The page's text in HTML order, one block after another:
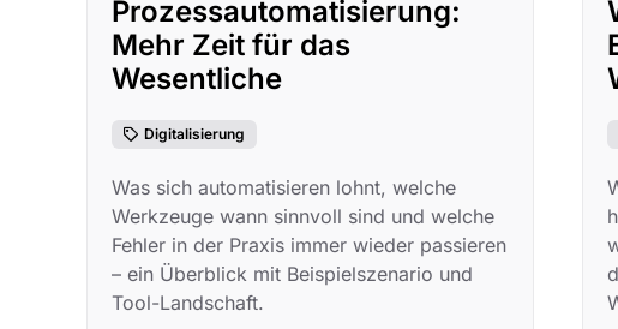
Prozessautomatisierung:
Mehr Zeit für das
Wesentliche
Digitalisierung
Was sich automatisieren lohnt, welche
Werkzeuge wann sinnvoll sind und welche
Fehler in der Praxis immer wieder passieren
– ein Überblick mit Beispielszenario und
Tool-Landschaft.